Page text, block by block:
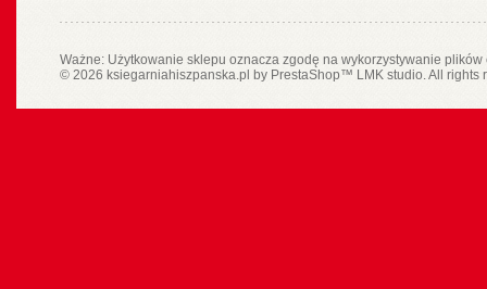
Ważne: Użytkowanie sklepu oznacza zgodę na wykorzystywanie
© 2026 ksiegarniahiszpanska.pl by PrestaShop™ LMK studio. All rights